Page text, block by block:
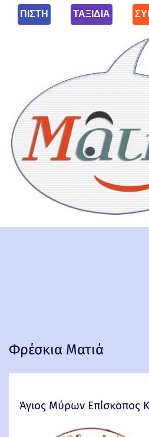
ΠΙΣΤΗ ΤΑΞΙΔΙΑ
Φρέσκια Ματιά
Άγιος Μύρων Επίσκοπος